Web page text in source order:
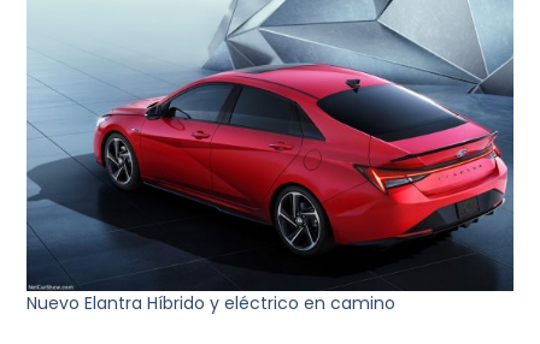
Nuevo Elantra Híbrido y eléctrico en camino